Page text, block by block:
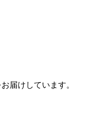
届けしています。